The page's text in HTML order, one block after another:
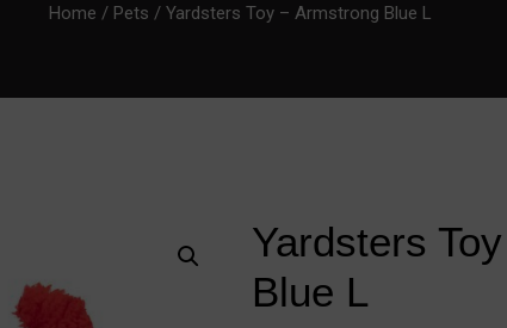
Home / Pets / Yardsters Toy – Armstrong Blue L
Yardsters
Blue L